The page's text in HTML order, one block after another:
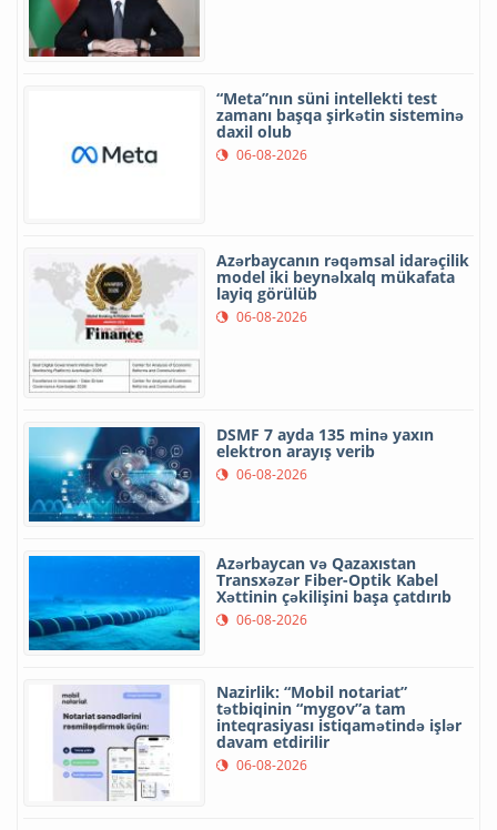
“Meta”nın süni intellekti test
zamanı başqa şirkətin sisteminə
daxil olub
06-08-2026
Azərbaycanın rəqəmsal idarəçilik
model iki beynəlxalq mükafata
layiq görülüb
06-08-2026
DSMF 7 ayda 135 minə yaxın
elektron arayış verib
06-08-2026
Azərbaycan və Qazaxıstan
Transxəzər Fiber-Optik Kabel
Xəttinin çəkilişini başa çatdırıb
06-08-2026
Nazirlik: “Mobil notariat”
tətbiqinin “mygov”a tam
inteqrasiyası istiqamətində işlər
davam etdirilir
06-08-2026